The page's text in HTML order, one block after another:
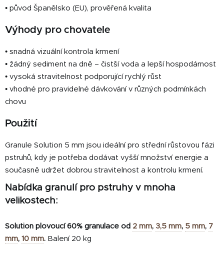
• původ Španělsko (EU), prověřená kvalita
Výhody pro chovatele
• snadná vizuální kontrola krmení
• žádný sediment na dně – čistší voda a lepší hospodárnost
• vysoká stravitelnost podporující rychlý růst
• vhodné pro pravidelné dávkování v různých podmínkách
chovu
Použití
Granule Solution 5 mm jsou ideální pro střední růstovou fázi
pstruhů, kdy je potřeba dodávat vyšší množství energie a
současně udržet dobrou stravitelnost a kontrolu krmení.
Nabídka granulí pro pstruhy v mnoha
velikostech:
Solution plovoucí 60% granulace od 2 mm, 3,5 mm, 5 mm, 7
mm, 10 mm. Balení 20 kg